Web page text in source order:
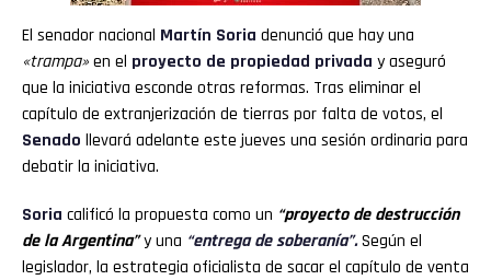
El senador nacional Martín Soria denunció que hay una
«trampa»en el proyecto de propiedad privada y aseguró
que la iniciativa esconde otras reformas. Tras eliminar el
capítulo de extranjerización de tierras por falta de votos, el
Senado llevará adelante este jueves una sesión ordinaria para
debatir la iniciativa.
Soria calificó la propuesta como un “proyecto de destrucción
de la Argentina”y una “entrega de soberanía”.Según el
legislador, la estrategia oficialista de sacar el capítulo de venta